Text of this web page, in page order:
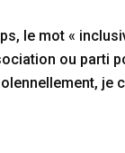
le mot «
ou parti
je